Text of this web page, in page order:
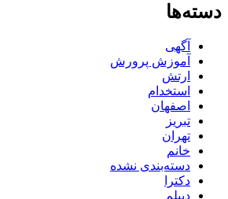
دسته‌ها
آگهی
آموزش پرورش
ارتش
استخدام
اصفهان
تبریز
تهران
خانم
دسته‌بندی نشده
دکترا
دیپلم